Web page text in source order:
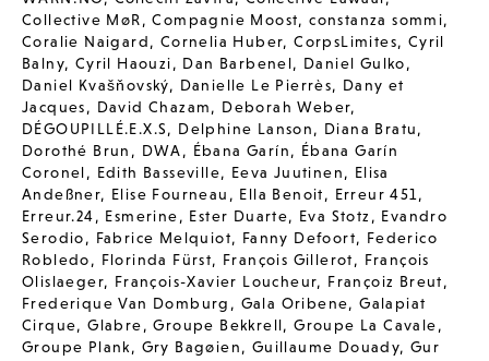
Collective MøR,Compagnie Moost,constanza sommi,
Coralie Naigard, Cornelia Huber,CorpsLimites, Cyril
Balny, Cyril Haouzi, Dan Barbenel, Daniel Gulko,
Daniel Kvašňovský, Danielle Le Pierrès, Dany et
Jacques, David Chazam, Deborah Weber,
DÉGOUPILLÉ.E.X.S, Delphine Lanson, Diana Bratu,
Dorothé Brun , DWA, Ébana Garín, Ébana Garín
Coronel, Edith Basseville, Eeva Juutinen, Elisa
Andeßner, Elise Fourneau , Ella Benoit, Erreur 451,
Erreur.24, Esmerine, Ester Duarte, Eva Stotz , Evandro
Serodio, Fabrice Melquiot, Fanny Defoort, Federico
Robledo, Florinda Fürst, François Gillerot, François
Olislaeger, François-Xavier Loucheur, Françoiz Breut,
Frederique Van Domburg , Gala Oribene,Galapiat
Cirque,Glabre,Groupe Bekkrell,Groupe La Cavale,
Groupe Plank, Gry Bagøien, Guillaume Douady,Gur